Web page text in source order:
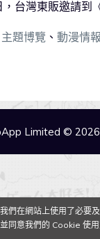
台灣東販邀請到
主題博覽 、 動漫情報
Limited © 2026
們在網站上使用了必要
同意我們的 Cookie 使用